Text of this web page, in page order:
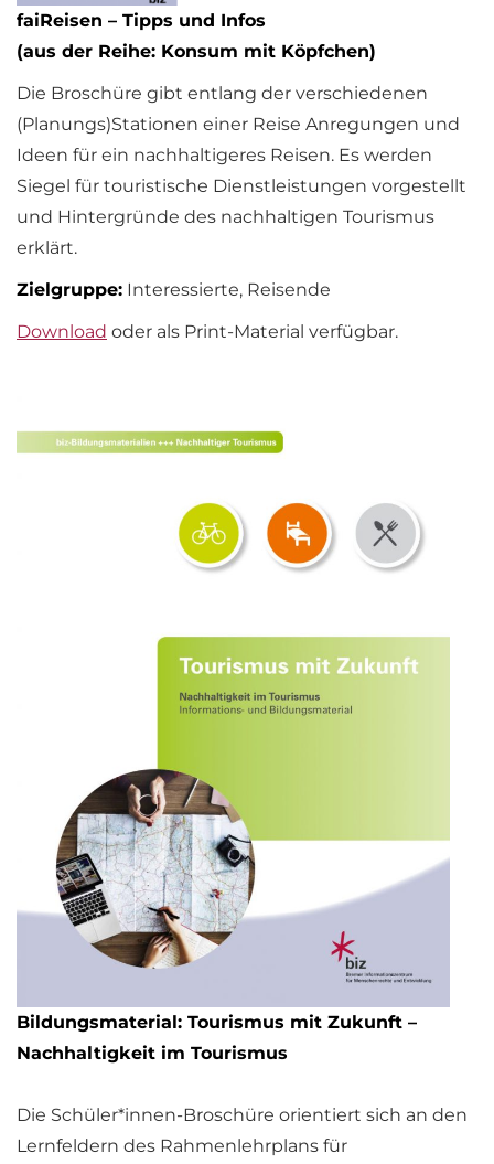
faiReisen – Tipps und Infos
(aus der Reihe: Konsum mit Köpfchen)
Die Broschüre gibt entlang der verschiedenen
(Planungs)Stationen einer Reise Anregungen und
Ideen für ein nachhaltigeres Reisen. Es werden
Siegel für touristische Dienstleistungen vorgestellt
und Hintergründe des nachhaltigen Tourismus
erklärt.
Zielgruppe: Interessierte, Reisende
Download oder als Print-Material verfügbar.
Bildungsmaterial: Tourismus mit Zukunft –
Nachhaltigkeit im Tourismus
Die Schüler*innen-Broschüre orientiert sich an den
Lernfeldern des Rahmenlehrplans für